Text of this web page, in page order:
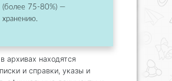
(более 75-80%) —
хранению.
архивах находятся
и справки, указы и